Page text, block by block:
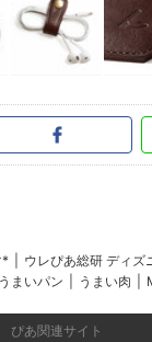
* ウレぴあ総研 ディズ
うまいパン うまい肉
ぴあ関連サイト